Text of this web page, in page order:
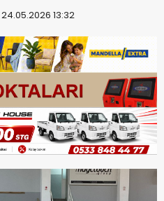
24.05.2026 13:32